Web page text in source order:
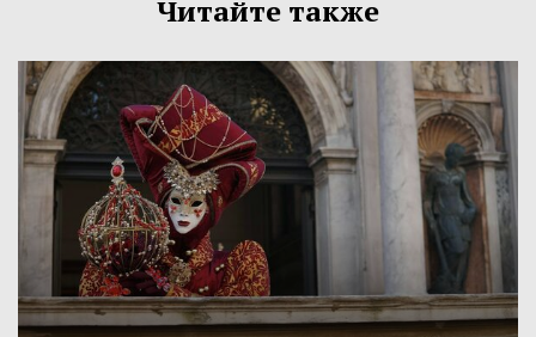
Читайте также